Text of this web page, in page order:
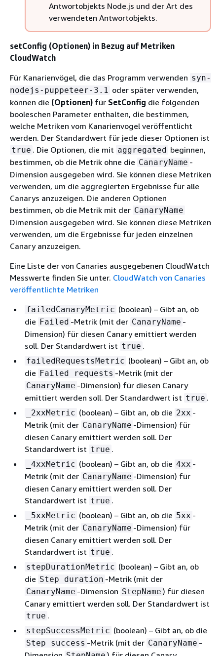
Antwortobjekts Node.js und der Art des
verwendeten Antwortobjekts.
setConfig (Optionen) in Bezug auf Metriken
CloudWatch
Für Kanarienvögel, die das Programm verwenden syn-
nodejs-puppeteer-3.1 oder später verwenden,
können die (Optionen) für SetConfig die folgenden
booleschen Parameter enthalten, die bestimmen,
welche Metriken vom Kanarienvogel veröffentlicht
werden. Der Standardwert für jede dieser Optionen ist
true . Die Optionen, die mit aggregated beginnen,
bestimmen, ob die Metrik ohne die CanaryName -
Dimension ausgegeben wird. Sie können diese Metriken
verwenden, um die aggregierten Ergebnisse für alle
Canarys anzuzeigen. Die anderen Optionen
bestimmen, ob die Metrik mit der CanaryName
Dimension ausgegeben wird. Sie können diese Metriken
verwenden, um die Ergebnisse für jeden einzelnen
Canary anzuzeigen.
Eine Liste der von Canaries ausgegebenen CloudWatch
Messwerte finden Sie unter. CloudWatch von Canaries
veröffentlichte Metriken
failedCanaryMetric (boolean) – Gibt an, ob
die Failed -Metrik (mit der CanaryName -
Dimension) für diesen Canary emittiert werden
soll. Der Standardwert ist true .
failedRequestsMetric (boolean) – Gibt an, ob
die Failed requests -Metrik (mit der
CanaryName -Dimension) für diesen Canary
emittiert werden soll. Der Standardwert ist true .
_2xxMetric (boolean) – Gibt an, ob die 2xx -
Metrik (mit der CanaryName -Dimension) für
diesen Canary emittiert werden soll. Der
Standardwert ist true .
_4xxMetric (boolean) – Gibt an, ob die 4xx -
Metrik (mit der CanaryName -Dimension) für
diesen Canary emittiert werden soll. Der
Standardwert ist true .
_5xxMetric (boolean) – Gibt an, ob die 5xx -
Metrik (mit der CanaryName -Dimension) für
diesen Canary emittiert werden soll. Der
Standardwert ist true .
stepDurationMetric (boolean) – Gibt an, ob
die Step duration -Metrik (mit der
CanaryName -Dimension StepName ) für diesen
Canary emittiert werden soll. Der Standardwert ist
true .
stepSuccessMetric (boolean) – Gibt an, ob die
Step success -Metrik (mit der CanaryName -